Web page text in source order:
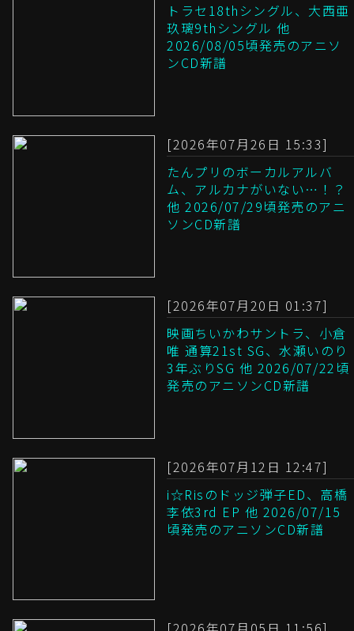
トラセ18thシングル、大西亜
玖璃9thシングル 他
2026/08/05頃発売のアニソ
ンCD新譜
[2026年07月26日 15:33]
たんプリのボーカルアルバ
ム、アルカナがいない…！？
他 2026/07/29頃発売のアニ
ソンCD新譜
[2026年07月20日 01:37]
映画ちいかわサントラ、小倉
唯 通算21st SG、水瀬いのり
3年ぶりSG 他 2026/07/22頃
発売のアニソンCD新譜
[2026年07月12日 12:47]
i☆Risのドッジ弾子ED、高橋
李依3rd EP 他 2026/07/15
頃発売のアニソンCD新譜